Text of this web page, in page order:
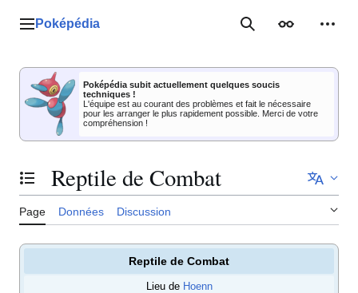
Menu principal
Poképédia RechercherApparence
Poképédia subit actuellement quelques soucis
techniques !
L'équipe est au courant des problèmes et fait le nécessaire
pour les arranger le plus rapidement possible. Merci de votre
compréhension !
Basculer la table des matières
Reptile de Combat
Page Données Discussion
Reptile de Combat
Lieu de Hoenn